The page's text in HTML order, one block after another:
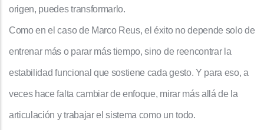
origen, puedes transformarlo.
Como en el caso de Marco Reus, el éxito no depende solo de
entrenar más o parar más tiempo, sino de reencontrar la
estabilidad funcional que sostiene cada gesto. Y para eso, a
veces hace falta cambiar de enfoque, mirar más allá de la
articulación y trabajar el sistema como un todo.